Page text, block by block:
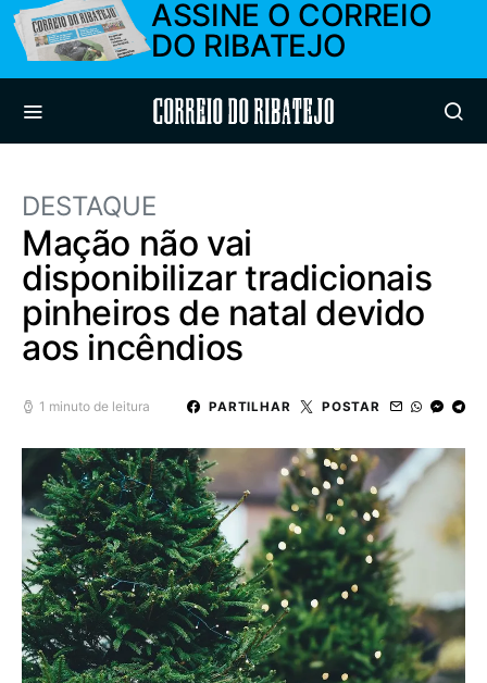
ASSINE O CORREIO
DO RIBATEJO
Correio do Ribatejo
DESTAQUE
Mação não vai
disponibilizar tradicionais
pinheiros de natal devido
aos incêndios
1 minuto de leitura PARTILHAR POSTAR